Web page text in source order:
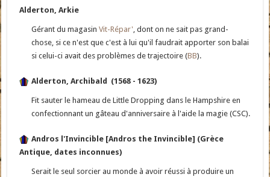
Alderton, Arkie
Gérant du magasinVit-Répar', dont on ne sait pas grand-
chose, si ce n'est que c'est à lui qu'il faudrait apporter son balai
si celui-ci avait des problèmes de trajectoire (BB).
Alderton, Archibald (1568 - 1623)
Fit sauter le hameau de Little Dropping dans le Hampshire en
confectionnant un gâteau d'anniversaire à l'aide la magie (CSC).
Andros l'Invincible [Andros the Invincible] (Grèce
Antique, dates inconnues)
Serait le seul sorcier au monde à avoir réussi à produire un